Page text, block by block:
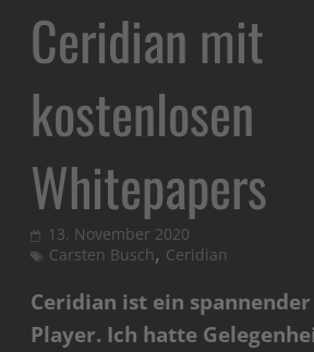
Ceridian mit
kostenlosen
Whitepapers
13. November 2020
Carsten Busch, Ceridian
Ceridian ist ein spannender
Player. Ich hatte